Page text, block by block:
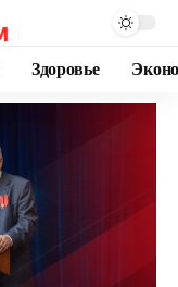
Здоровье